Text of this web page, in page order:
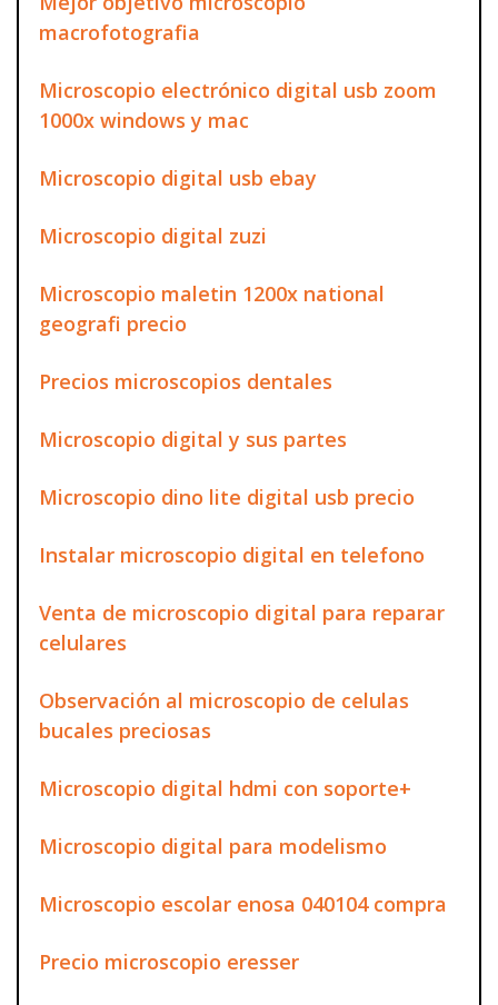
macrofotografia
Microscopio electrónico digital usb zoom
1000x windows y mac
Microscopio digital usb ebay
Microscopio digital zuzi
Microscopio maletin 1200x national
geografi precio
Precios microscopios dentales
Microscopio digital y sus partes
Microscopio dino lite digital usb precio
Instalar microscopio digital en telefono
Venta de microscopio digital para reparar
celulares
Observación al microscopio de celulas
bucales preciosas
Microscopio digital hdmi con soporte+
Microscopio digital para modelismo
Microscopio escolar enosa 040104 compra
Precio microscopio eresser